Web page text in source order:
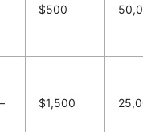
$500
$1,500